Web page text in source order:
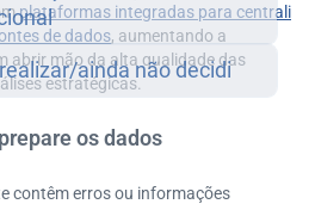
plataformas integradas para centrali
de dados, aumentando a
abrir mão da alta qualidade das
estratégicas.
os dados
contêm erros ou informações